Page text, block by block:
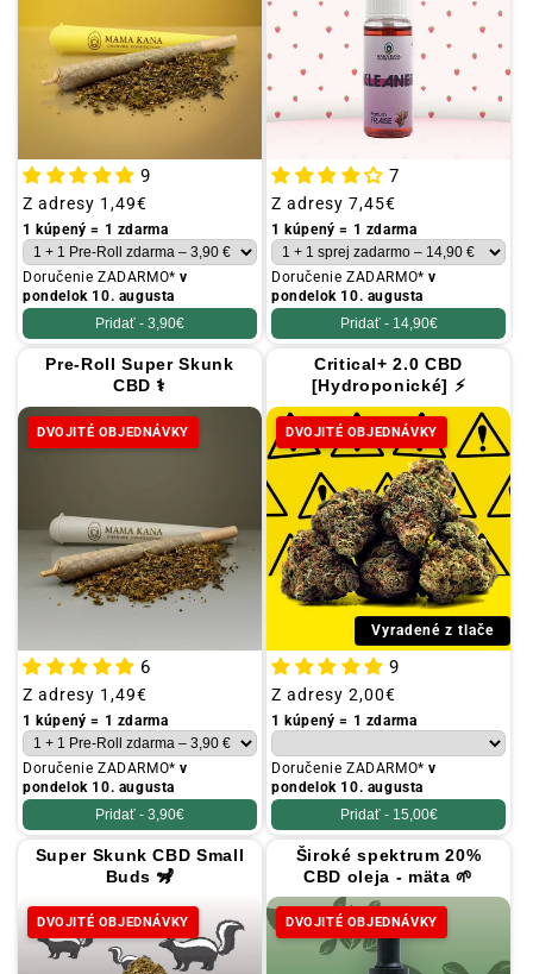
9
Obvyklá
cena
Z adresy 1,49€
1 kúpený = 1 zdarma
Doručenie ZADARMO*v
pondelok 10. augusta
Pridať - 3,90€
7
Obvyklá
cena
Z adresy 7,45€
1 kúpený = 1 zdarma
Doručenie ZADARMO*v
pondelok 10. augusta
Pridať - 14,90€
Pre-Roll Super Skunk
CBD ⚕
DVOJITÉ OBJEDNÁVKY
6
Obvyklá
cena
Z adresy 1,49€
1 kúpený = 1 zdarma
Doručenie ZADARMO*v
pondelok 10. augusta
Pridať - 3,90€
Critical+ 2.0 CBD
[Hydroponické] ⚡
DVOJITÉ OBJEDNÁVKY
Vyradené z tlače
9
Obvyklá
cena
Z adresy 2,00€
1 kúpený = 1 zdarma
Doručenie ZADARMO*v
pondelok 10. augusta
Pridať - 15,00€
Super Skunk CBD Small
Buds 🦨
DVOJITÉ OBJEDNÁVKY
Široké spektrum 20%
CBD oleja - mäta 🌱
DVOJITÉ OBJEDNÁVKY